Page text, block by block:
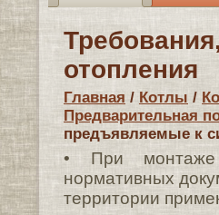
отопления
Главная / Котлы /
Предварительная
предъявляемые к
• При монтаже
нормативных
территории